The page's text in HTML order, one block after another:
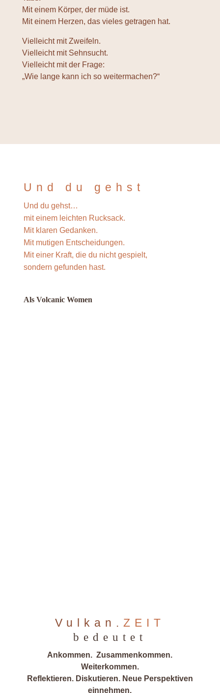
Mit einem Körper, der müde ist.
Mit einem Herzen, das vieles getragen hat.
Vielleicht mit Zweifeln.
Vielleicht mit Sehnsucht.
Vielleicht mit der Frage:
„Wie lange kann ich so weitermachen?“
Und du gehst
Und du gehst…
mit einem leichten Rucksack.
Mit klaren Gedanken.
Mit mutigen Entscheidungen.
Mit einer Kraft, die du nicht gespielt,
sondern gefunden hast.
Als Volcanic Women
Vulkan. ZEIT
bedeutet
Ankommen. Zusammenkommen.
Weiterkommen.
Reflektieren. Diskutieren. Neue Perspektiven
einnehmen.